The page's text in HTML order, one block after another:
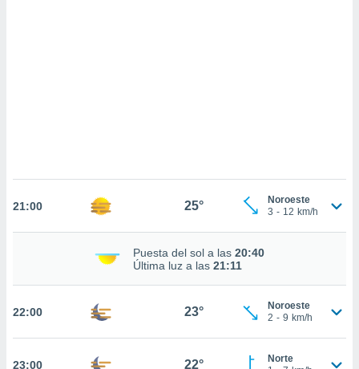
de
En
21:00 25°
Noroeste
3 - 12 km/h
Puesta del sol a las 20:40
Última luz a las 21:11
22:00 23°
Noroeste
2 - 9 km/h
23:00 22°
Norte